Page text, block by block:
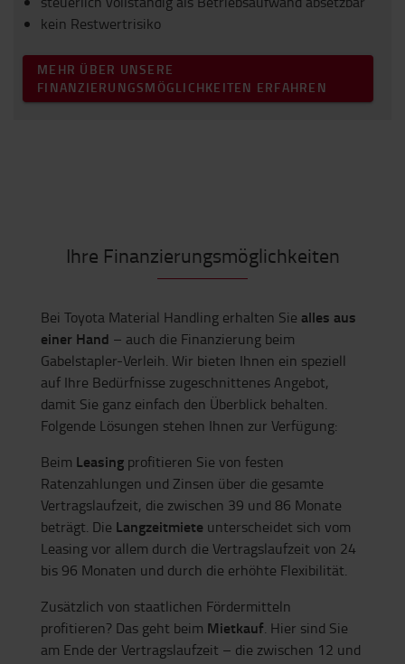
Ersatzteilen
keine Kapitalbindung – höchste Planungssicherheit
steuerlich vollständig als Betriebsaufwand absetzbar
kein Restwertrisiko
Ihre Finanzierungsmöglichkeiten
Bei Toyota Material Handling erhalten Siealles aus
einer Hand– auch die Finanzierung beim
Gabelstapler-Verleih. Wir bieten Ihnen ein speziell
damit Sie ganz einfach den Überblick behalten.
Folgende Lösungen stehen Ihnen zur Verfügung:
BeimLeasingprofitieren Sie von festen
Ratenzahlungen und Zinsen über die gesamte
Vertragslaufzeit, die zwischen 39 und 86 Monate
Leasing vor allem durch die Vertragslaufzeit von 24
bis 96 Monaten und durch die erhöhte Flexibilität.